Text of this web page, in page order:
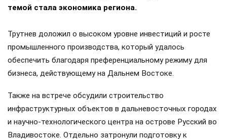
темой стала экономика региона.
Трутнев доложил о высоком уровне инвестиций и росте
промышленного производства, который удалось
обеспечить благодаря преференциальному режиму для
бизнеса, действующему на Дальнем Востоке.
Также на встрече обсудили строительство
инфраструктурных объектов в дальневосточных городах
и научно-технологического центра на острове Русский во
Владивостоке. Отдельно затронули подготовку к